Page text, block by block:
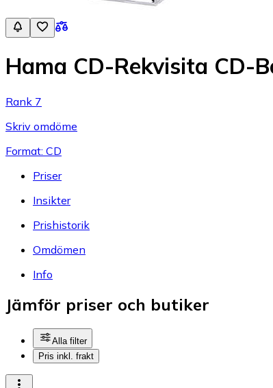
Hama CD-Rekvisita CD-
Rank 7
Skriv omdöme
Format: CD
Priser
Insikter
Prishistorik
Omdömen
Info
Jämför priser och butiker
Alla filter
Pris inkl. frakt